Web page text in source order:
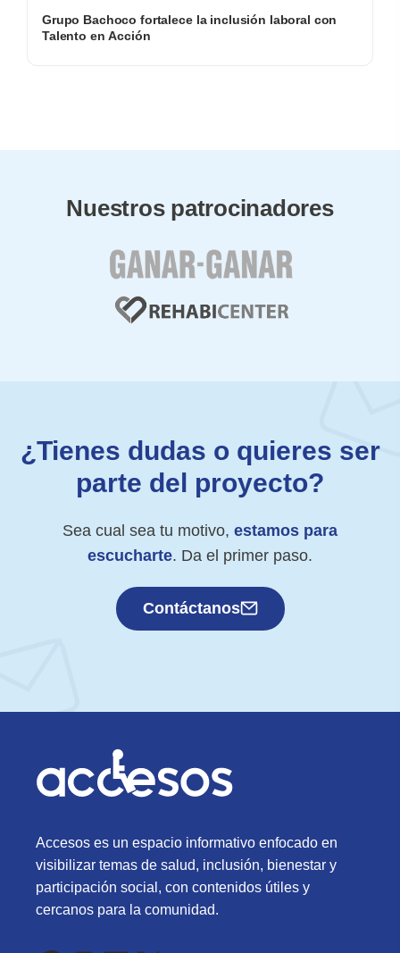
Grupo Bachoco fortalece la inclusión laboral con
Talento en Acción
Nuestros patrocinadores
¿Tienes dudas o quieres ser
parte del proyecto?
Sea cual sea tu motivo, estamos para
escucharte. Da el primer paso.
Contáctanos
Accesos es un espacio informativo enfocado en
visibilizar temas de salud, inclusión, bienestar y
participación social, con contenidos útiles y
cercanos para la comunidad.